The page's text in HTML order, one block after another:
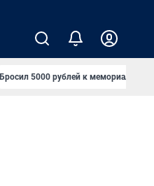
Бросил 5000 рублей к мемориалу